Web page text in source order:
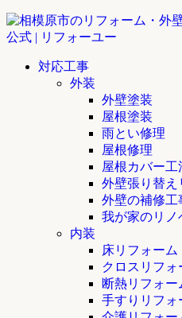
対応工事
外装
外壁塗装
屋根塗装
雨とい修理
屋根修理
屋根カバー工
外壁張り替え
外壁の補修工
我が家のリノ
内装
床リフォーム
クロスリフォ
断熱リフォー
手すりリフォ